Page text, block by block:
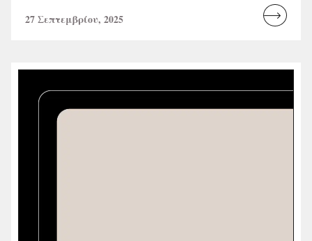
27 Σεπτεμβρίου, 2025
Read